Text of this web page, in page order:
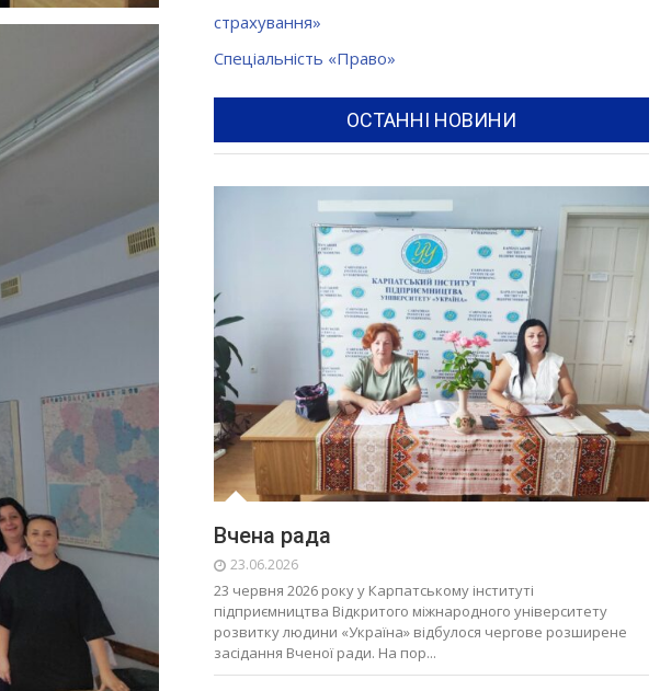
страхування»
Спеціальність «Право»
ОСТАННІ НОВИНИ
Вчена рада
23.06.2026
23 червня 2026 року у Карпатському інституті
підприємництва Відкритого міжнародного університету
розвитку людини «Україна» відбулося чергове розширене
засідання Вченої ради. На пор...